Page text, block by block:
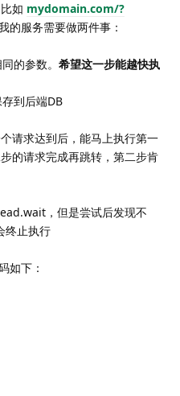
如 mydomain.com/?
的服务需要做两件事：
的参数。 希望这一步能越快执
到后端DB
请求达到后， 能马上执行第一
的请求完成再跳转， 第二步肯
，但是尝试后发现不
止执行
如下：